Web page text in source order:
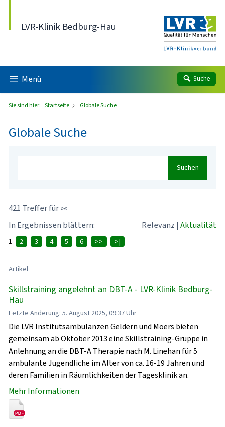
LVR-Klinik Bedburg-Hau
Menü Suche
Sie sind hier: Startseite Globale Suche
Globale Suche
Suchen
421 Treffer für »«
In Ergebnissen blättern:
Relevanz | Aktualität
1 2 3 4 5 6 >> >|
Artikel
Skillstraining angelehnt an DBT-A - LVR-Klinik Bedburg-
Hau
Letzte Änderung: 5. August 2025, 09:37 Uhr
Die LVR Institutsambulanzen Geldern und Moers bieten
gemeinsam ab Oktober 2013 eine Skillstraining-Gruppe in
Anlehnung an die DBT-A Therapie nach M. Linehan für 5
ambulante Jugendliche im Alter von ca. 16-19 Jahren und
deren Familien in Räumlichkeiten der Tagesklinik an.
Mehr Informationen